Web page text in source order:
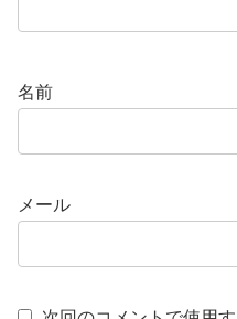
名前
メール